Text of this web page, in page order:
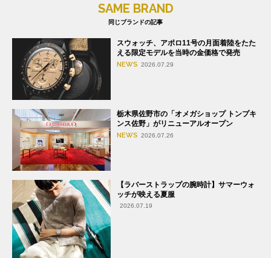
SAME BRAND
同じブランドの記事
スウォッチ、アポロ11号の月面着陸をたた
える限定モデルを当時の金価格で発売
NEWS 2026.07.29
栃木県佐野市の「オメガショップ トンプキ
ンス佐野」がリニューアルオープン
NEWS 2026.07.26
【ラバーストラップの腕時計】サマーウォ
ッチが映える夏服
2026.07.19